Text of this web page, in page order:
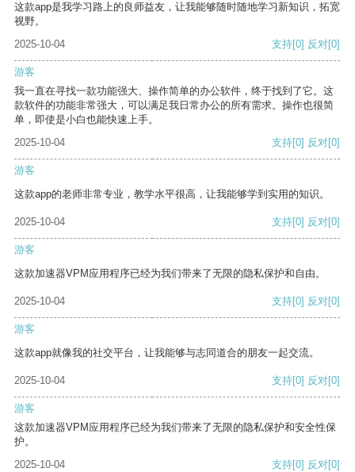
这款app是我学习路上的良师益友，让我能够随时随地学习新知识，拓宽
视野。
2025-10-04
支持[0] 反对[0]
游客
我一直在寻找一款功能强大、操作简单的办公软件，终于找到了它。这
款软件的功能非常强大，可以满足我日常办公的所有需求。操作也很简
单，即使是小白也能快速上手。
2025-10-04
支持[0] 反对[0]
游客
这款app的老师非常专业，教学水平很高，让我能够学到实用的知识。
2025-10-04 支持[0] 反对[0]
游客
这款加速器VPM应用程序已经为我们带来了无限的隐私保护和自由。
2025-10-04 支持[0] 反对[0]
游客
这款app就像我的社交平台，让我能够与志同道合的朋友一起交流。
2025-10-04 支持[0] 反对[0]
游客
这款加速器VPM应用程序已经为我们带来了无限的隐私保护和安全性保
护。
2025-10-04
支持[0] 反对[0]